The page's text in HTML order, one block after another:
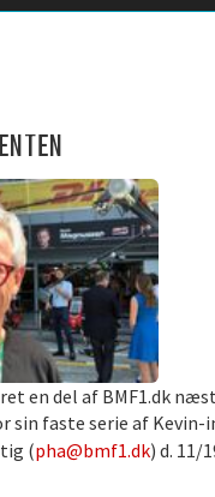
en del af BMF1.dk
sin faste serie af Kevin-
(pha@bmf1.dk) d. 11/